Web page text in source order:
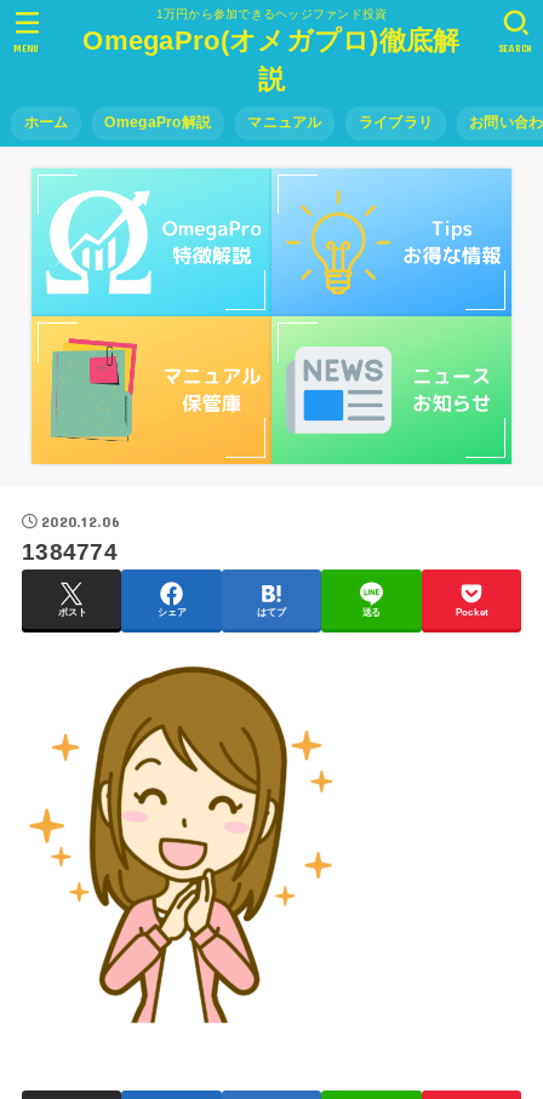
1万円から参加できるヘッジファンド投資
OmegaPro(オメガプロ)徹底解
説
ホーム OmegaPro解説 マニュアル ライブラリ お問い合
SEARCH
MENU
2020.12.06
1384774
ポスト シェア はてブ 送る Pocket